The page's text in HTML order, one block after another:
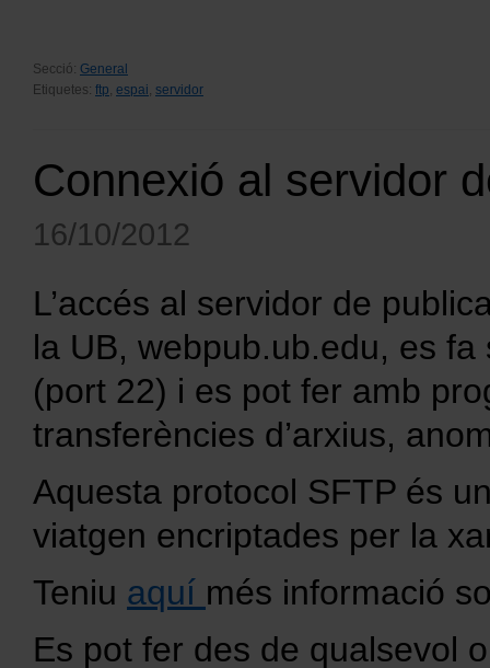
Secció: General
Etiquetes: ftp, espai, servidor
Connexió al servidor
16/10/2012
L’accés al servidor de
la UB, webpub.ub.edu, es
(port 22) i es pot fer amb
transferències d’arxius,
Aquesta protocol SFTP és
viatgen encriptades per la
Teniu aquí més informació
Es pot fer des de qualsevol